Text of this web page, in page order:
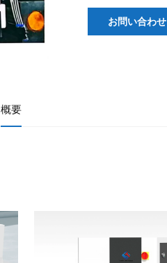
お問い合わせ
概要